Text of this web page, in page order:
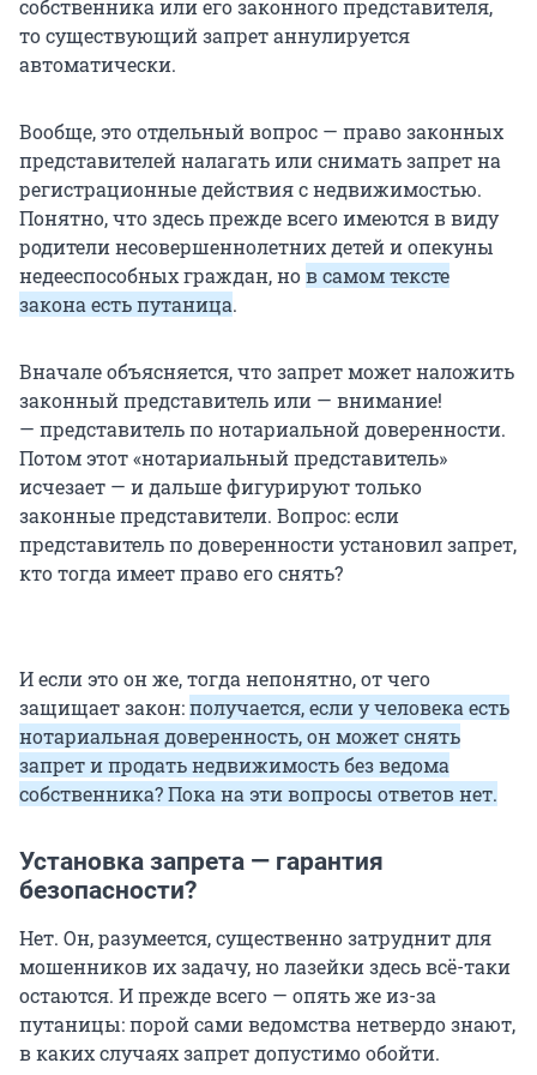
собственника или его законного представителя,
то существующий запрет аннулируется
автоматически.
Вообще, это отдельный вопрос — право законных
представителей налагать или снимать запрет на
регистрационные действия с недвижимостью.
Понятно, что здесь прежде всего имеются в виду
родители несовершеннолетних детей и опекуны
недееспособных граждан, нов самом тексте
закона есть путаница.
Вначале объясняется, что запрет может наложить
законный представитель или — внимание!
— представитель по нотариальной доверенности.
Потом этот «нотариальный представитель»
исчезает — и дальше фигурируют только
законные представители. Вопрос: если
представитель по доверенности установил запрет,
кто тогда имеет право его снять?
И если это он же, тогда непонятно, от чего
защищает закон:получается, если у человека есть
нотариальная доверенность, он может снять
запрет и продать недвижимость без ведома
собственника? Пока на эти вопросы ответов нет.
Установка запрета — гарантия
безопасности?
Нет. Он, разумеется, существенно затруднит для
мошенников их задачу, но лазейки здесь всё-таки
остаются. И прежде всего — опять же из-за
путаницы: порой сами ведомства нетвердо знают,
в каких случаях запрет допустимо обойти.